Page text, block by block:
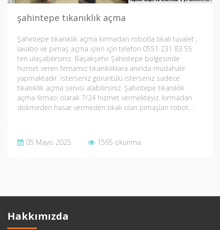
şahintepe tıkanıklık açma
Şahintepe tıkanıklık açma kırmadan robotla tıkalı tuvalet ,
lavabo ve pimaş açma işleri için telefon 0551 231 83 55
ten ulaşabilirsiniz. Başakşehir Şahintepe bölgesinde
hizmet veren firmamız tıkanıklıklara anında müdahale
yapmaktadır. İsterseniz görüntülü isterseniz sadece
tıkanıklık açma servisi alabilirsiniz. Şahintepe tıkanıklık
açma firması olarak 7/24 hizmet vermekteyiz. kırmadan
dökmeden hasar vermeden tıkalı olan pimaşları robot…
05 Mayıs 2025 1565 okunma
Hakkımızda